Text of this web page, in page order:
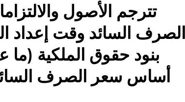
بنود حقوق الملكية (ما
أساس سعر الصرف